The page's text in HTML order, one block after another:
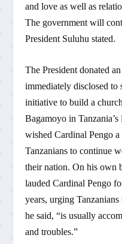
and love as well as
The government will
President Suluhu stated.
The President donated
immediately disclosed to
initiative to build a
Bagamoyo in
wished Cardinal Pengo
Tanzanians to continue
their nation. On his own
lauded Cardinal Pengo
years, urging
he said, “is usually
and troubles.”